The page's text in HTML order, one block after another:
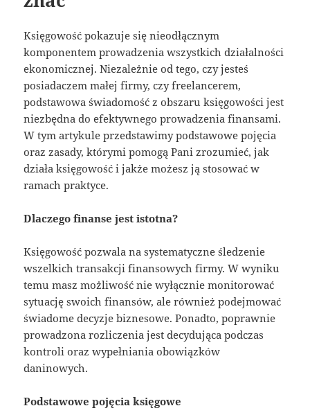
Księgowość pokazuje się nieodłącznym
komponentem prowadzenia wszystkich działalności
ekonomicznej. Niezależnie od tego, czy jesteś
posiadaczem małej firmy, czy freelancerem,
podstawowa świadomość z obszaru księgowości jest
niezbędna do efektywnego prowadzenia finansami.
W tym artykule przedstawimy podstawowe pojęcia
oraz zasady, którymi pomogą Pani zrozumieć, jak
działa księgowość i jakże możesz ją stosować w
ramach praktyce.
Dlaczego finanse jest istotna?
Księgowość pozwala na systematyczne śledzenie
wszelkich transakcji finansowych firmy. W wyniku
temu masz możliwość nie wyłącznie monitorować
sytuację swoich finansów, ale również podejmować
świadome decyzje biznesowe. Ponadto, poprawnie
prowadzona rozliczenia jest decydująca podczas
kontroli oraz wypełniania obowiązków
daninowych.
Podstawowe pojęcia księgowe